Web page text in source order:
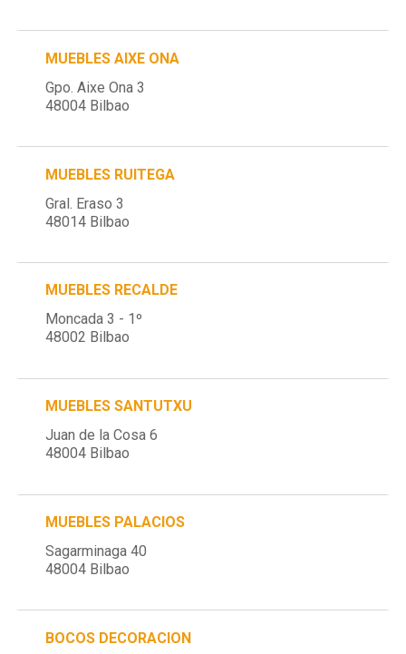
MUEBLES AIXE ONA
Gpo. Aixe Ona 3
48004 Bilbao
MUEBLES RUITEGA
Gral. Eraso 3
48014 Bilbao
MUEBLES RECALDE
Moncada 3 - 1º
48002 Bilbao
MUEBLES SANTUTXU
Juan de la Cosa 6
48004 Bilbao
MUEBLES PALACIOS
Sagarminaga 40
48004 Bilbao
BOCOS DECORACION